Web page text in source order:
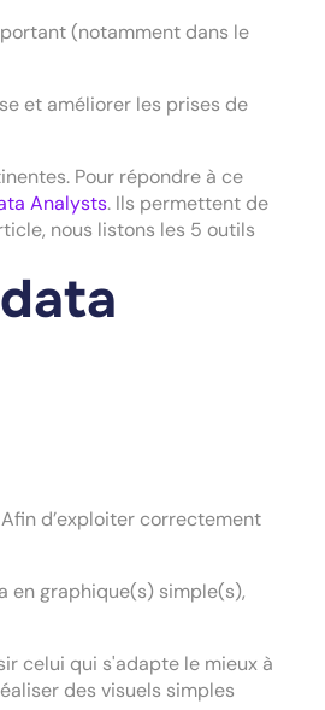
(notamment dans le
et améliorer les prises de
Pour répondre à ce
Analysts. Ils permettent de
nous listons les 5 outils
d’exploiter correctement
en graphique(s) simple(s),
celui qui s'adapte le mieux à
des visuels simples